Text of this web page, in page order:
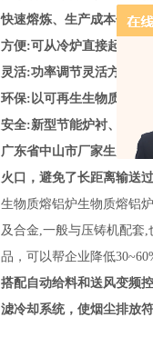
快速熔炼、生产成本低，
方便:可从冷炉直接起熔，
灵活:功率调节灵活方便、
环保:以可再生生物质颗粒
安全:新型节能炉衬、自动
广东省中山市厂家生产生
火口，避免了长距离输送
生物质熔铝炉生物质熔铝
及合金,一般与压铸机配套
品，可以帮企业降低
搭配自动给料和送风变频
滤冷却系统，使烟尘排放